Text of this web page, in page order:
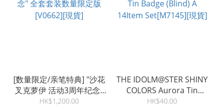
[数量限定/亲笔特典] "沙花
叉克萝伊 活动3周年纪念"
全套套装数量限定版
HK$1,200.00
THE IDOLM@STER SHINY
COLORS Aurora Tin
Badge (Blind) A 14Item
HK$40.00